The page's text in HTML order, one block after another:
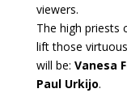
viewers.
The high priests
lift those
will be: Vanesa
Paul Urkijo.